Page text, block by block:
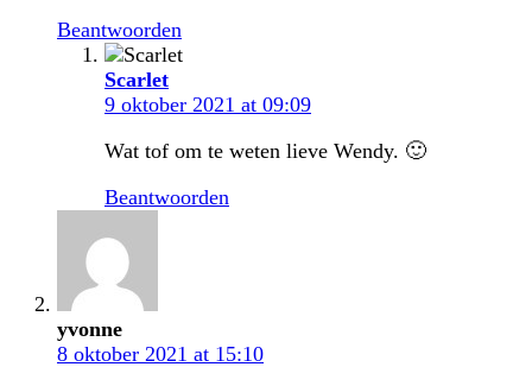
Beantwoorden
Scarlet
9 oktober 2021 at 09:09
Wat tof om te weten lieve Wendy. 🙂
Beantwoorden
yvonne
8 oktober 2021 at 15:10